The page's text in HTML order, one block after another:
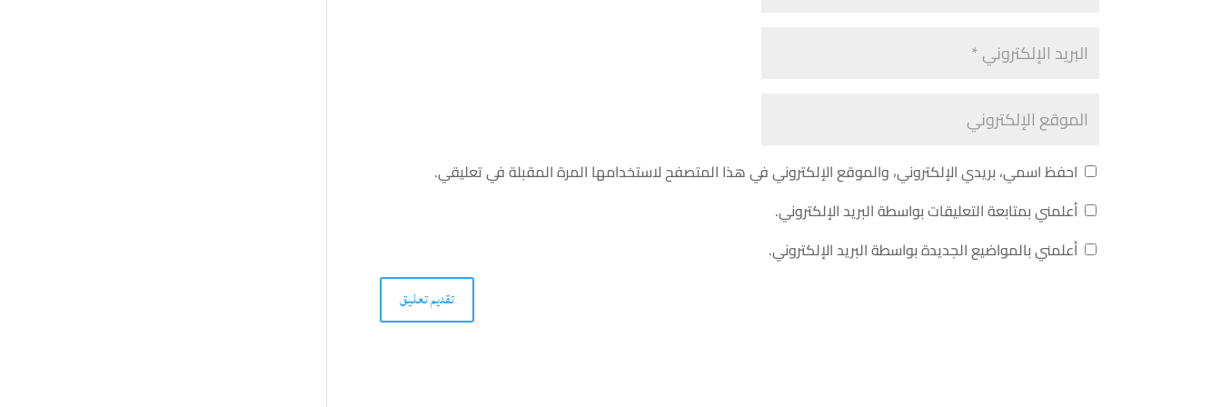
احفظ اسمي، بريدي الإلكتروني، والموقع الإلكتروني في هذا المتصفح لاستخدامها المرة المقبلة في تعليقي.
أعلمني بمتابعة التعليقات بواسطة البريد الإلكتروني.
أعلمني بالمواضيع الجديدة بواسطة البريد الإلكتروني.